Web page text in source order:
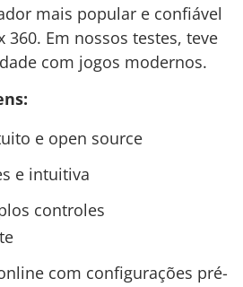
mais popular e confiável
360. Em nossos testes, teve
com jogos modernos.
e open source
e intuitiva
controles
com configurações pré-